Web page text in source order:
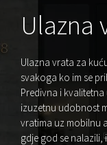
Ulazna
Ulazna vrata za
svakoga ko im se
Predivna i
izuzetnu udobnost
vratima uz mobilnu
gdje god se nalazili,